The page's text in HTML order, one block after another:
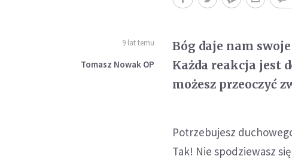
9 lat temu
Tomasz Nowak OP
Bóg daje nam
Każda reakcja jest
możesz przeoczyć
Potrzebujesz
Tak! Nie spodziewasz